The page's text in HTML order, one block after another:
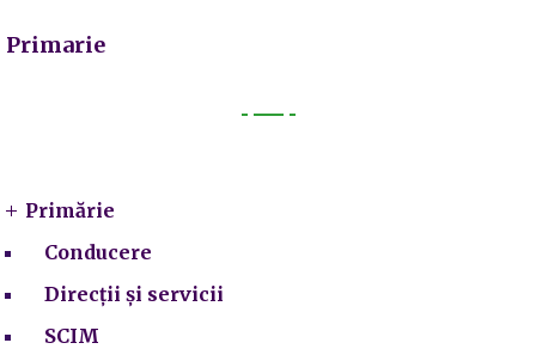
Primarie
Primărie
Conducere
Direcții și servicii
SCIM